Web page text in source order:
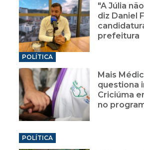
"A Júlia
diz Daniel
prefeitura
POLÍTICA
Mais
questiona
Criciúma
no
POLÍTICA